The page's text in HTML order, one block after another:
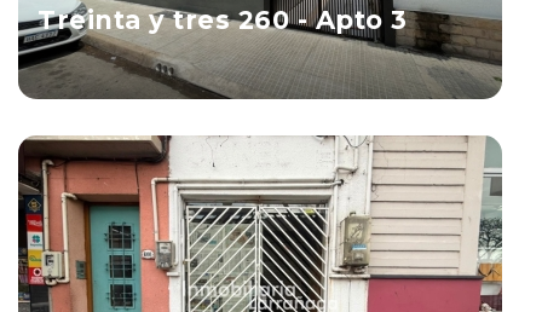
Treinta y tres 260 - Apto 3